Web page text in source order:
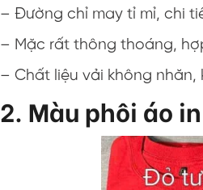
– Đường chỉ may tỉ mỉ, chi
– Mặc rất thông thoáng,
– Chất liệu vải không nhăn,
2. Màu phôi áo